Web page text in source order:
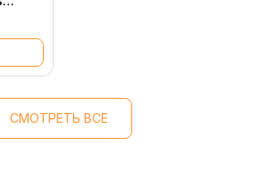
СМОТРЕТЬ ВСЕ